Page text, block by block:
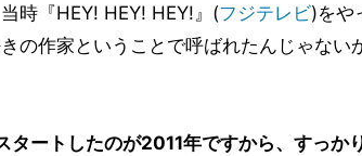
時『HEY! HEY! HEY!』(フジテレビ)をや
の作家ということで呼ばれたんじゃない
ートしたのが2011年ですから、すっか